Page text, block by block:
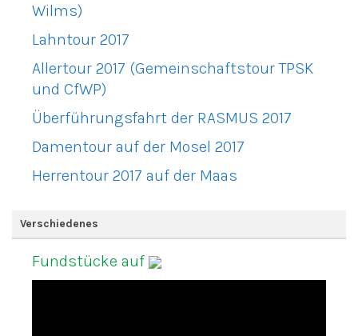
Wilms)
Lahntour 2017
Allertour 2017 (Gemeinschaftstour TPSK
und CfWP)
Überführungsfahrt der RASMUS 2017
Damentour auf der Mosel 2017
Herrentour 2017 auf der Maas
Verschiedenes
Fundstücke auf